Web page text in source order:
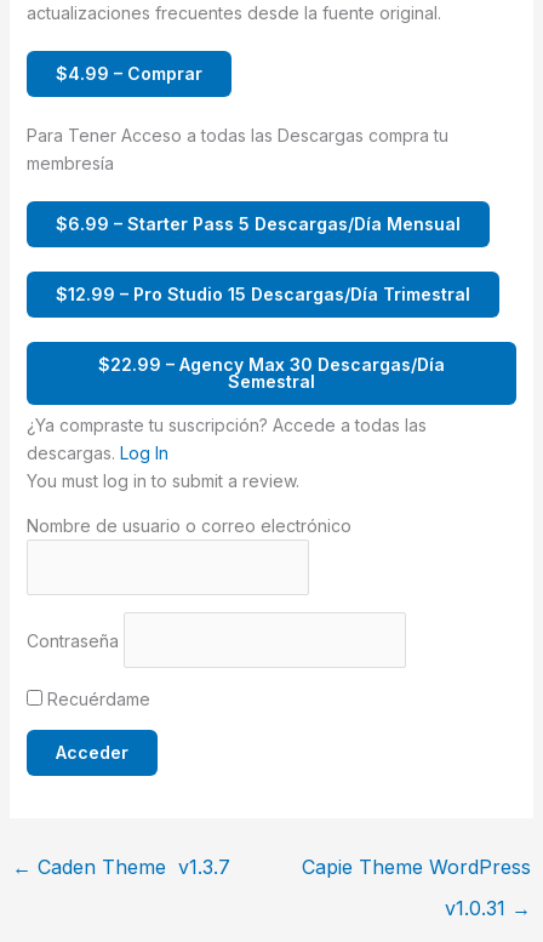
actualizaciones frecuentes desde la fuente original.
$4.99 – Comprar
Para Tener Acceso a todas las Descargas compra tu
membresía
$6.99 – Starter Pass 5 Descargas/Día Mensual
$12.99 – Pro Studio 15 Descargas/Día Trimestral
$22.99 – Agency Max 30 Descargas/Día
Semestral
¿Ya compraste tu suscripción? Accede a todas las
descargas. Log In
You must log in to submit a review.
Nombre de usuario o correo electrónico
Contraseña
Recuérdame
← Caden Theme v1.3.7
Capie Theme WordPress
v1.0.31 →